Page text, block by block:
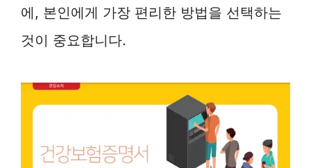
에, 본인에게 가장 편리한 방법을 선택하는
것이 중요합니다.